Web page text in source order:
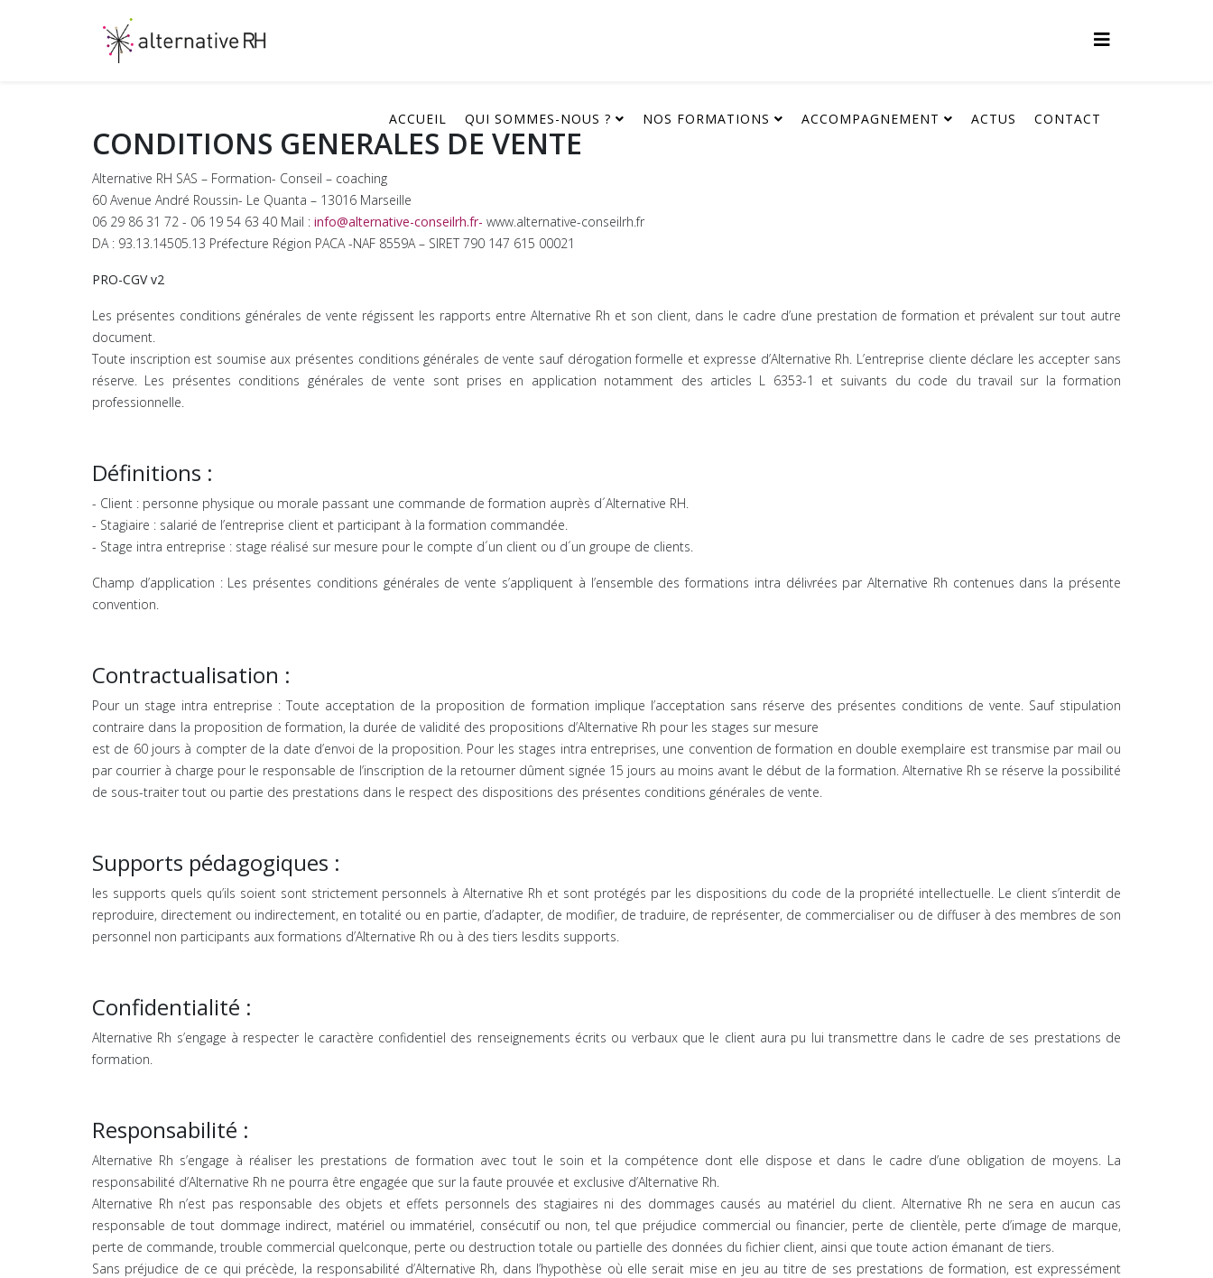
ACCUEIL QUI SOMMES-NOUS ? NOS FORMATIONS ACCOMPAGNEMENT ACTUS CONTACT
CONDITIONS GENERALES DE VENTE
Alternative RH SAS – Formation- Conseil – coaching
60 Avenue André Roussin- Le Quanta – 13016 Marseille
06 29 86 31 72 - 06 19 54 63 40 Mail : info@alternative-conseilrh.fr- www.alternative-conseilrh.fr
DA : 93.13.14505.13 Préfecture Région PACA -NAF 8559A – SIRET 790 147 615 00021
PRO-CGV v2
Les présentes conditions générales de vente régissent les rapports entre Alternative Rh et son client, dans le cadre d’une prestation de formation et prévalent sur tout autre
document.
Toute inscription est soumise aux présentes conditions générales de vente sauf dérogation formelle et expresse d’Alternative Rh. L’entreprise cliente déclare les accepter sans
réserve. Les présentes conditions générales de vente sont prises en application notamment des articles L 6353-1 et suivants du code du travail sur la formation
professionnelle.
Définitions :
- Client : personne physique ou morale passant une commande de formation auprès d´Alternative RH.
- Stagiaire : salarié de l’entreprise client et participant à la formation commandée.
- Stage intra entreprise : stage réalisé sur mesure pour le compte d´un client ou d´un groupe de clients.
Champ d’application : Les présentes conditions générales de vente s’appliquent à l’ensemble des formations intra délivrées par Alternative Rh contenues dans la présente
convention.
Contractualisation :
Pour un stage intra entreprise : Toute acceptation de la proposition de formation implique l’acceptation sans réserve des présentes conditions de vente. Sauf stipulation
contraire dans la proposition de formation, la durée de validité des propositions d’Alternative Rh pour les stages sur mesure
est de 60 jours à compter de la date d’envoi de la proposition. Pour les stages intra entreprises, une convention de formation en double exemplaire est transmise par mail ou
par courrier à charge pour le responsable de l’inscription de la retourner dûment signée 15 jours au moins avant le début de la formation. Alternative Rh se réserve la possibilité
de sous-traiter tout ou partie des prestations dans le respect des dispositions des présentes conditions générales de vente.
Supports pédagogiques :
les supports quels qu’ils soient sont strictement personnels à Alternative Rh et sont protégés par les dispositions du code de la propriété intellectuelle. Le client s’interdit de
reproduire, directement ou indirectement, en totalité ou en partie, d’adapter, de modifier, de traduire, de représenter, de commercialiser ou de diffuser à des membres de son
personnel non participants aux formations d’Alternative Rh ou à des tiers lesdits supports.
Confidentialité :
Alternative Rh s’engage à respecter le caractère confidentiel des renseignements écrits ou verbaux que le client aura pu lui transmettre dans le cadre de ses prestations de
formation.
Responsabilité :
Alternative Rh s’engage à réaliser les prestations de formation avec tout le soin et la compétence dont elle dispose et dans le cadre d’une obligation de moyens. La
responsabilité d’Alternative Rh ne pourra être engagée que sur la faute prouvée et exclusive d’Alternative Rh.
Alternative Rh n’est pas responsable des objets et effets personnels des stagiaires ni des dommages causés au matériel du client. Alternative Rh ne sera en aucun cas
responsable de tout dommage indirect, matériel ou immatériel, consécutif ou non, tel que préjudice commercial ou financier, perte de clientèle, perte d’image de marque,
perte de commande, trouble commercial quelconque, perte ou destruction totale ou partielle des données du fichier client, ainsi que toute action émanant de tiers.
Sans préjudice de ce qui précède, la responsabilité d’Alternative Rh, dans l’hypothèse où elle serait mise en jeu au titre de ses prestations de formation, est expressément